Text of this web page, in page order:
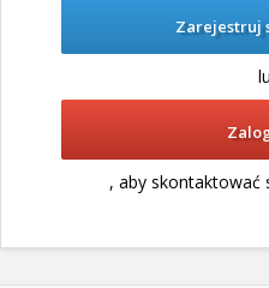
Zarejestruj
, aby skontaktować